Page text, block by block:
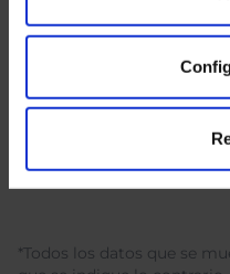
*Todos los datos que se